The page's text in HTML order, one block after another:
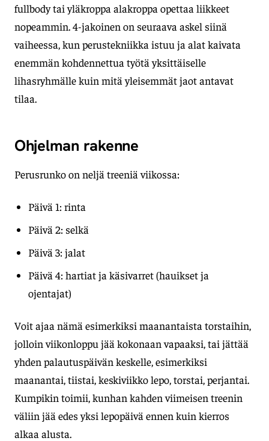
fullbody tai yläkroppa alakroppa opettaa liikkeet
nopeammin. 4-jakoinen on seuraava askel siinä
vaiheessa, kun perustekniikka istuu ja alat kaivata
enemmän kohdennettua työtä yksittäiselle
lihasryhmälle kuin mitä yleisemmät jaot antavat
tilaa.
Ohjelman rakenne
Perusrunko on neljä treeniä viikossa:
Päivä 1: rinta
Päivä 2: selkä
Päivä 3: jalat
Päivä 4: hartiat ja käsivarret (hauikset ja
ojentajat)
Voit ajaa nämä esimerkiksi maanantaista torstaihin,
jolloin viikonloppu jää kokonaan vapaaksi, tai jättää
yhden palautuspäivän keskelle, esimerkiksi
maanantai, tiistai, keskiviikko lepo, torstai, perjantai.
Kumpikin toimii, kunhan kahden viimeisen treenin
väliin jää edes yksi lepopäivä ennen kuin kierros
alkaa alusta.